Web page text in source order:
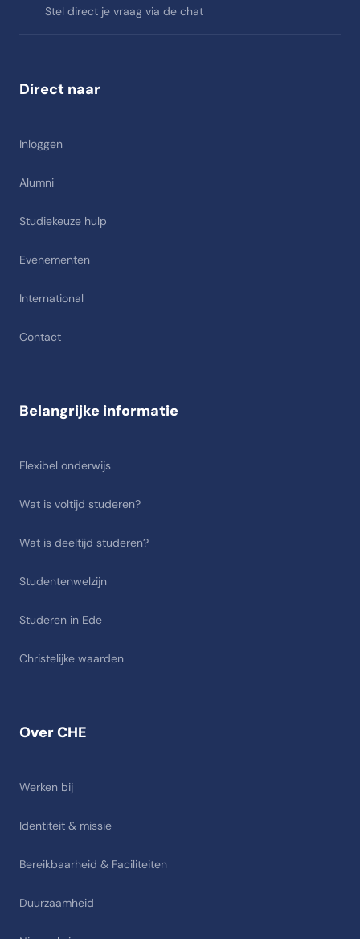
Stel direct je vraag via de chat
Direct naar
Inloggen
Alumni
Studiekeuze hulp
Evenementen
International
Contact
Over CHE
Werken bij
Identiteit & missie
Bereikbaarheid & Faciliteiten
Duurzaamheid
Belangrijke informatie
Flexibel onderwijs
Wat is voltijd studeren?
Wat is deeltijd studeren?
Studentenwelzijn
Studeren in Ede
Christelijke waarden